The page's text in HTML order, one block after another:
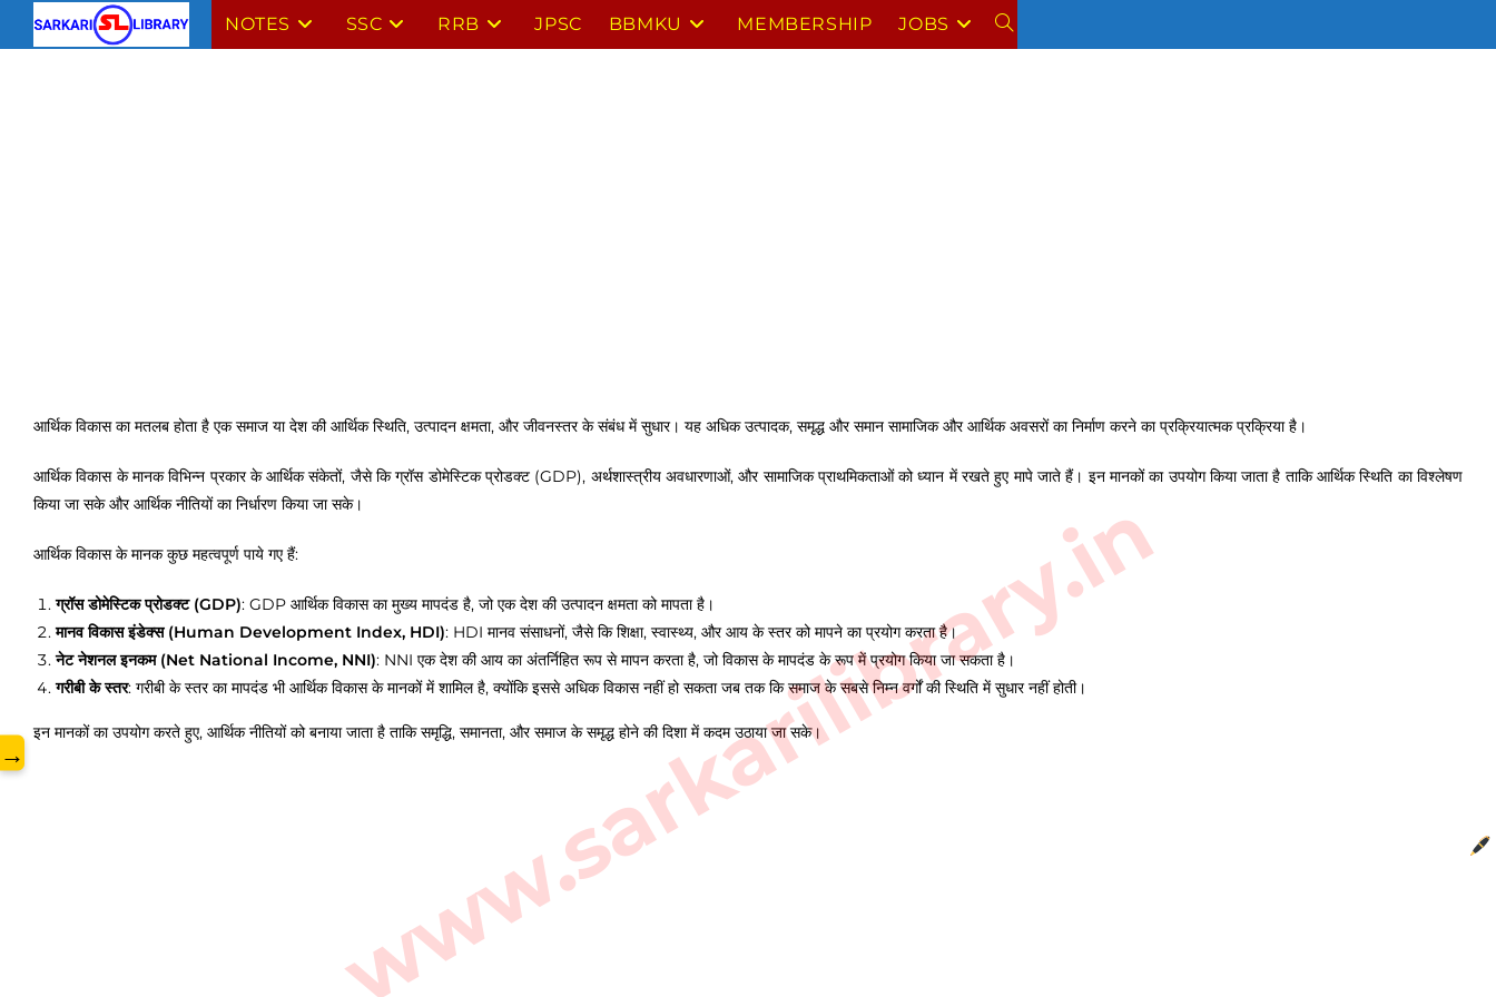
NOTES SSC RRB JPSC BBMKU MEMBERSHIP JOBS TOGGLE
आर्थिक विकास का मतलब होता है एक समाज या देश की आर्थिक स्थिति, उत्पादन क्षमता, और जीवनस्तर के संबंध में सुधार। यह अधिक उत्पादक, समृद्ध और समान सामाजिक और आर्थिक अवसरों का निर्माण करने का प्रक्रियात्मक प्रक्रिया है।
आर्थिक विकास के मानक विभिन्न प्रकार के आर्थिक संकेतों, जैसे कि ग्रॉस डोमेस्टिक प्रोडक्ट (GDP), अर्थशास्त्रीय अवधारणाओं, और सामाजिक प्राथमिकताओं को ध्यान में रखते हुए मापे जाते हैं। इन मानकों का उपयोग किया जाता है ताकि आर्थिक स्थिति का विश्लेषण
किया जा सके और आर्थिक नीतियों का निर्धारण किया जा सके।
आर्थिक विकास के मानक कुछ महत्वपूर्ण पाये गए हैं:
ग्रॉस डोमेस्टिक प्रोडक्ट (GDP): GDP आर्थिक विकास का मुख्य मापदंड है, जो एक देश की उत्पादन क्षमता को मापता है।
मानव विकास इंडेक्स (Human Development Index, HDI): HDI मानव संसाधनों, जैसे कि शिक्षा, स्वास्थ्य, और आय के स्तर को मापने का प्रयोग करता है।
नेट नेशनल इनकम (Net National Income, NNI): NNI एक देश की आय का अंतर्निहित रूप से मापन करता है, जो विकास के मापदंड के रूप में प्रयोग किया जा सकता है।
गरीबी के स्तर: गरीबी के स्तर का मापदंड भी आर्थिक विकास के मानकों में शामिल है, क्योंकि इससे अधिक विकास नहीं हो सकता जब तक कि समाज के सबसे निम्न वर्गों की स्थिति में सुधार नहीं होती।
इन मानकों का उपयोग करते हुए, आर्थिक नीतियों को बनाया जाता है ताकि समृद्धि, समानता, और समाज के समृद्ध होने की दिशा में कदम उठाया जा सके।
www.sarkarilibrary.in
→